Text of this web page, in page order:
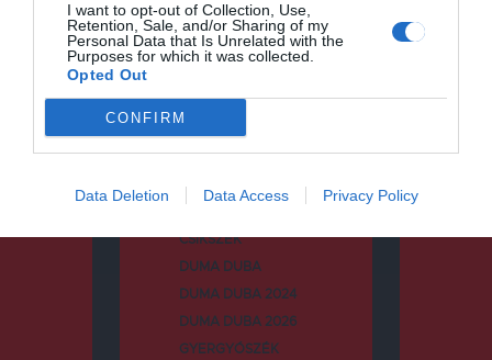
I want to opt-out of Collection, Use,
Retention, Sale, and/or Sharing of my
Personal Data that Is Unrelated with the
Purposes for which it was collected.
Opted Out
CONFIRM
Data Deletion Data Access Privacy Policy
Keresés:
Kategóriák
CSÍKSZÉK
DUMA DUBA
DUMA DUBA 2024
DUMA DUBA 2026
GYERGYÓSZÉK